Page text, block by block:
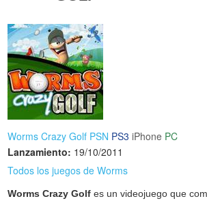
Worms Crazy Golf PSN PS3 iPhone PC
Lanzamiento: 19/10/2011
Todos los juegos de Worms
Worms Crazy Golf es un videojuego que